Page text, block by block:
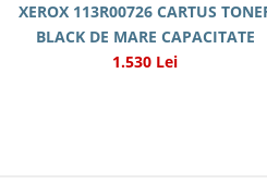
XEROX 113R00726 CARTUS
BLACK DE MARE CAPACITATE
1.530 Lei